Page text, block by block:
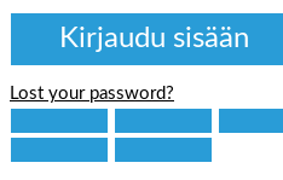
Lost your password?